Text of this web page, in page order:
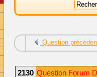
Question
2130 Question Forum